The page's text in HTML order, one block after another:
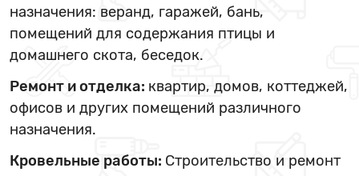
назначения: веранд, гаражей, бань,
помещений для содержания птицы и
домашнего скота, беседок.
Ремонт и отделка: квартир, домов, коттеджей,
офисов и других помещений различного
назначения.
Кровельные работы: Строительство и ремонт